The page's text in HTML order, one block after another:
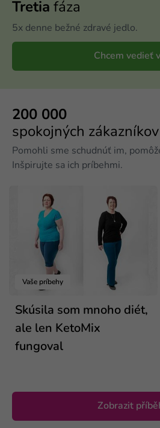
Tretia fáza
5x denne bežné zdravé jedlo.
Chcem vedieť
200 000
spokojných zákazníkov
Pomohli sme schudnúť im,
Inšpirujte sa ich príbehmi.
Vaše príbehy
Skúsila som mnoho diét,
ale len KetoMix
fungoval
Zobrazit